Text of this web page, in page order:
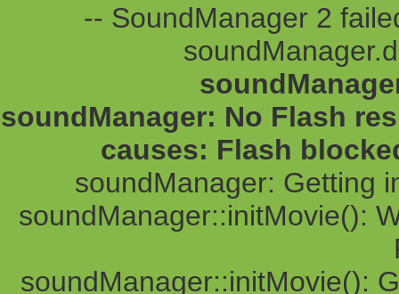
-- SoundManager 2
soundManager: No Flash
causes: Flash
soundManager: Getting
soundManager::initMovie():
soundManager::initMovie():